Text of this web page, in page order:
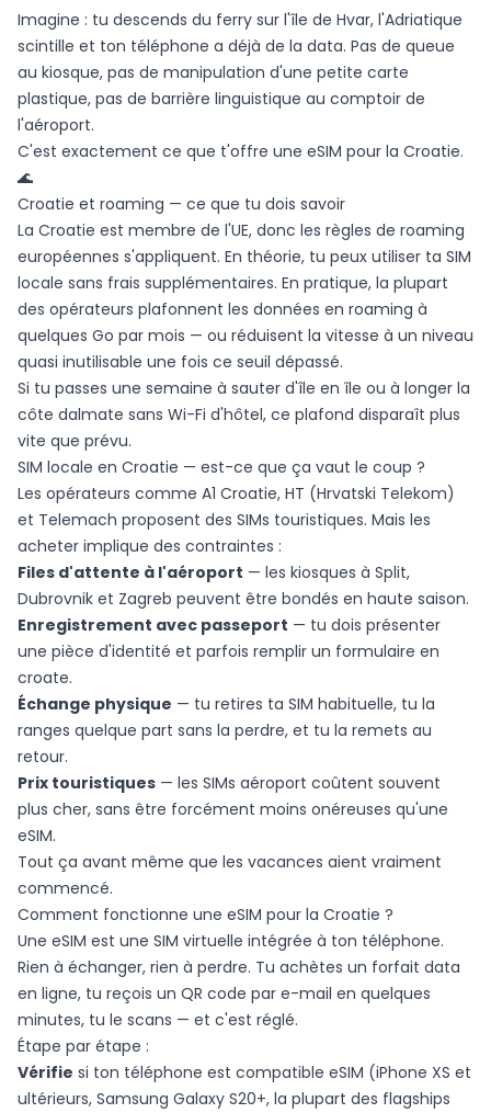
Imagine : tu descends du ferry sur l'île de Hvar, l'Adriatique
scintille et ton téléphone a déjà de la data. Pas de queue
au kiosque, pas de manipulation d'une petite carte
plastique, pas de barrière linguistique au comptoir de
l'aéroport.
C'est exactement ce que t'offre une eSIM pour la Croatie.
🌊
Croatie et roaming — ce que tu dois savoir
La Croatie est membre de l'UE, donc les règles de roaming
européennes s'appliquent. En théorie, tu peux utiliser ta SIM
locale sans frais supplémentaires. En pratique, la plupart
des opérateurs plafonnent les données en roaming à
quelques Go par mois — ou réduisent la vitesse à un niveau
quasi inutilisable une fois ce seuil dépassé.
Si tu passes une semaine à sauter d'île en île ou à longer la
côte dalmate sans Wi-Fi d'hôtel, ce plafond disparaît plus
vite que prévu.
SIM locale en Croatie — est-ce que ça vaut le coup ?
Les opérateurs comme A1 Croatie, HT (Hrvatski Telekom)
et Telemach proposent des SIMs touristiques. Mais les
acheter implique des contraintes :
Files d'attente à l'aéroport — les kiosques à Split,
Dubrovnik et Zagreb peuvent être bondés en haute saison.
Enregistrement avec passeport — tu dois présenter
une pièce d'identité et parfois remplir un formulaire en
croate.
Échange physique — tu retires ta SIM habituelle, tu la
ranges quelque part sans la perdre, et tu la remets au
retour.
Prix touristiques — les SIMs aéroport coûtent souvent
plus cher, sans être forcément moins onéreuses qu'une
eSIM.
Tout ça avant même que les vacances aient vraiment
commencé.
Comment fonctionne une eSIM pour la Croatie ?
Une eSIM est une SIM virtuelle intégrée à ton téléphone.
Rien à échanger, rien à perdre. Tu achètes un forfait data
en ligne, tu reçois un QR code par e-mail en quelques
minutes, tu le scans — et c'est réglé.
Étape par étape :
Vérifie si ton téléphone est compatible eSIM (iPhone XS et
ultérieurs, Samsung Galaxy S20+, la plupart des flagships